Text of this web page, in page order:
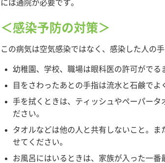
には通院が必要です。
＜感染予防の対策＞
この病気は空気感染ではなく、感染した人の
幼稚園、学校、職場は眼科医の許可がでる
目をさわったあとの手指は流水と石鹸でよ
手を拭くときは、ティッシュやペーパータ
ださい。
タオルなどは他の人と共有しないこと。
せてください。
お風呂にはいるときは、家族が入った一番